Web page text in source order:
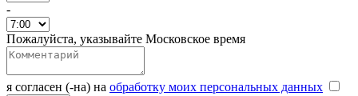
-
Пожалуйста, указывайте Московское время
я согласен (-на) на обработку моих персональных данных